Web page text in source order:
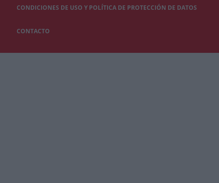
CONDICIONES DE USO Y POLÍTICA DE PROTECCIÓN DE DATOS
CONTACTO